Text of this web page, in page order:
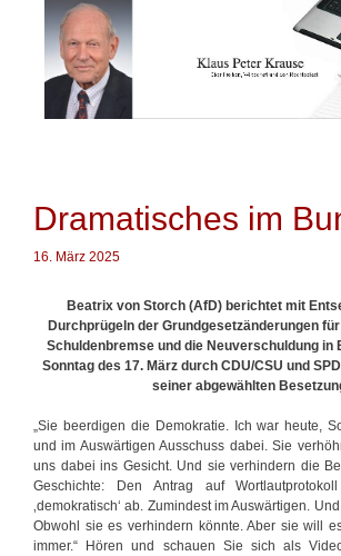
Dramatisches im
16. März 2025
Beatrix von Storch (AfD) berichtet mit
Durchprügeln der Grundgesetzänderungen
Schuldenbremse und die Neuverschuldung in
Sonntag des 17. März durch CDU/CSU und
seiner abgewählten
„Sie beerdigen die Demokratie. Ich war heute,
und im Auswärtigen Ausschuss dabei. Sie
uns dabei ins Gesicht. Und sie verhindern die
Geschichte: Den Antrag auf
‚demokratisch‘ ab. Zumindest im Auswärtigen.
Obwohl sie es verhindern könnte. Aber sie will
immer.“ Hören und schauen Sie sich als